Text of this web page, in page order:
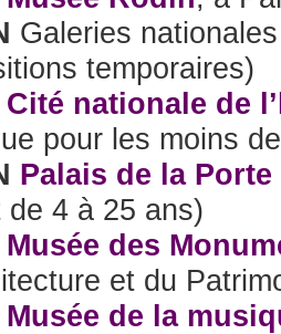
Galeries
temporaires)
Cité nationale de
pour les moins
Palais de la
de 4 à 25 ans)
Musée des
et du
Musée de la